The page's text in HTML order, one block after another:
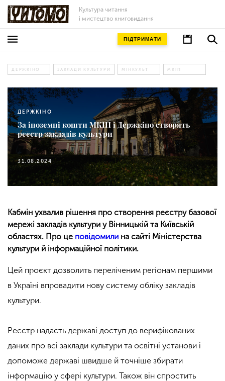
Культура читання
і мистецтво книговидання
ПІДТРИМАТИ
ДЕРЖКІНО ЗАКЛАДИ КУЛЬТУРИ МІНКУЛЬТ МКІП
ДЕРЖКІНО
За іноземні кошти МКІП і Держкіно створять
реєстр закладів культури
31.08.2024
Кабмін ухвалив рішення про створення реєстру базової
мережі закладів культури у Вінницькій та Київській
областях. Про це повідомили на сайті Міністерства
культури й інформаційної політики.
Цей проєкт дозволить переліченим регіонам першими
в Україні впровадити нову систему обліку закладів
культури.
Реєстр надасть державі доступ до верифікованих
даних про всі заклади культури та освітні установи і
допоможе державі швидше й точніше збирати
інформацію у сфері культури. Також він спростить